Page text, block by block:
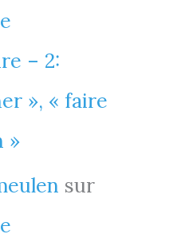
– 2:
», « faire
»
sur